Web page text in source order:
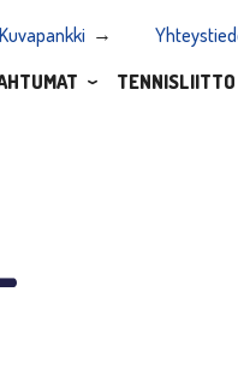
Kuvapankki
TENNISLIITTO